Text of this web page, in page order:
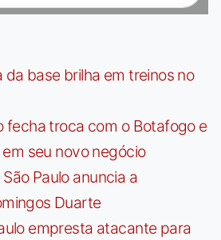
da base brilha em treinos no
fecha troca com o Botafogo e
seu novo negócio
São Paulo anuncia a
Duarte
empresta atacante para